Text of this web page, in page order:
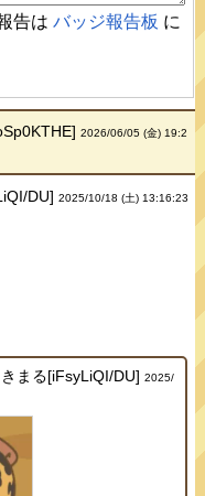
告はバッジ報告板 に
2026/06/05 (金) 19:2
DU]2025/10/18 (土) 13:16:23
まる[iFsyLiQI/DU] 2025/